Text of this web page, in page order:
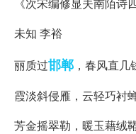
未知 李裕
丽质过邯郸 ，春风直几
霞淡斜侵雁，云轻巧衬蝉
芳金摇翠勒，暖玉藉绒鞯